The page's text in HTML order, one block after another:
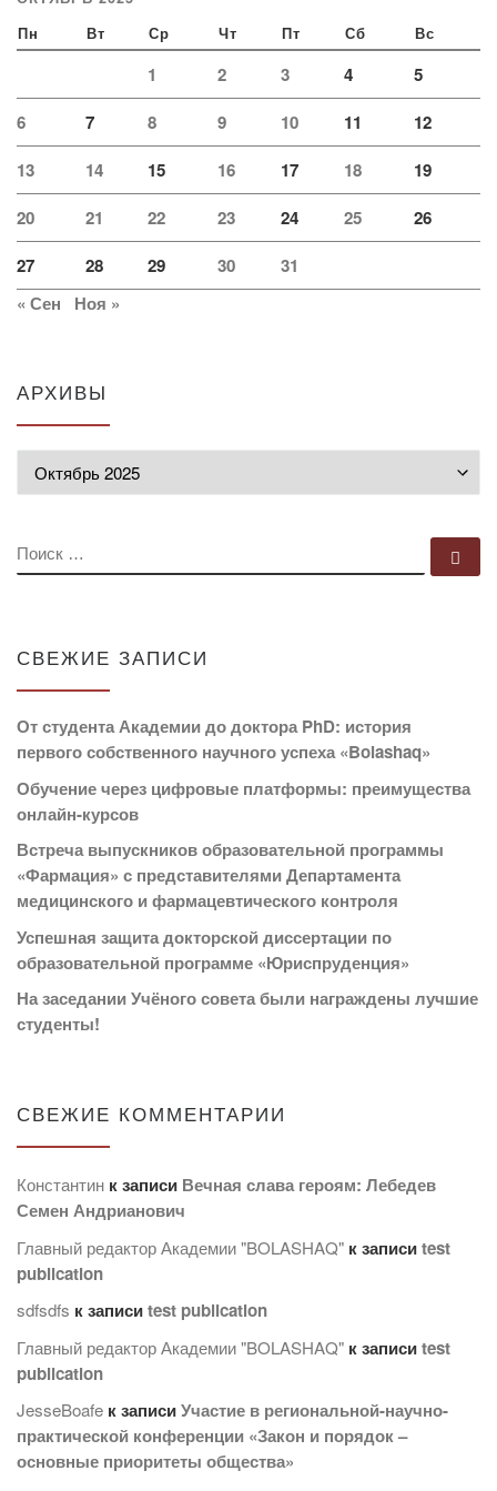
Пн Вт Ср Чт Пт Сб Вс
1 2 3 4
5
6
7 8 9 10 11
12
13
14 15 16 17 18
19
20
21 22 23 24 25
26
27
28 29 30
31
« Сен
Ноя »
АРХИВЫ
ПОИСК
СВЕЖИЕ ЗАПИСИ
От студента Академии до доктора PhD: история
первого собственного научного успеха «Bolashaq»
Обучение через цифровые платформы: преимущества
онлайн-курсов
Встреча выпускников образовательной программы
«Фармация» с представителями Департамента
медицинского и фармацевтического контроля
Успешная защита докторской диссертации по
образовательной программе «Юриспруденция»
На заседании Учёного совета были награждены лучшие
студенты!
СВЕЖИЕ КОММЕНТАРИИ
Константин к записи Вечная слава героям: Лебедев
Семен Андрианович
Главный редактор Академии "BOLASHAQ" к записиtest
publication
sdfsdfs к записиtest publication
Главный редактор Академии "BOLASHAQ" к записиtest
publication
JesseBoafe к записиУчастие в региональной-научно-
практической конференции «Закон и порядок –
основные приоритеты общества»